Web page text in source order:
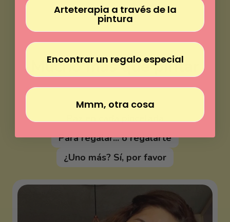
Mucho más que pintar
Pinta sin experiencia
Paz en cada pincelada
Para regalar... o regalarte
¿Uno más? Sí, por favor
Arteterapia a través de la
pintura
Encontrar un regalo especial
Mmm, otra cosa